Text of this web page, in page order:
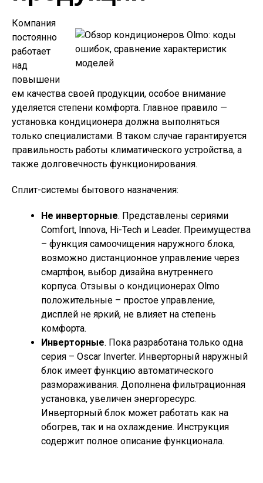
Компания
постоянно
работает
над
повышени
ем качества своей продукции, особое внимание
уделяется степени комфорта. Главное правило —
установка кондиционера должна выполняться
только специалистами. В таком случае гарантируется
правильность работы климатического устройства, а
также долговечность функционирования.
Сплит-системы бытового назначения:
Не инверторные. Представлены сериями
Comfort, Innova, Hi-Tech и Leader. Преимущества
– функция самоочищения наружного блока,
возможно дистанционное управление через
смартфон, выбор дизайна внутреннего
корпуса. Отзывы о кондиционерах Olmo
положительные – простое управление,
дисплей не яркий, не влияет на степень
комфорта.
Инверторные. Пока разработана только одна
серия – Oscar Inverter. Инверторный наружный
блок имеет функцию автоматического
размораживания. Дополнена фильтрационная
установка, увеличен энергоресурс.
Инверторный блок может работать как на
обогрев, так и на охлаждение. Инструкция
содержит полное описание функционала.